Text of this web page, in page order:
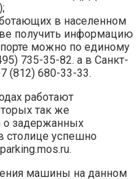
в населенном
получить информацию
можно по единому
735-35-82. а в Санкт-
(812) 680-33-33.
работают
так же
о задержанных
столице успешно
машины на данном